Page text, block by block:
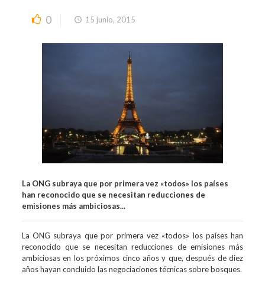
0 15 junio, 2015
La ONG subraya que por primera vez «todos» los países
han reconocido que se necesitan reducciones de
emisiones más ambiciosas...
La ONG subraya que por primera vez «todos» los países han
reconocido que se necesitan reducciones de emisiones más
ambiciosas en los próximos cinco años y que, después de diez
años hayan concluido las negociaciones técnicas sobre bosques.